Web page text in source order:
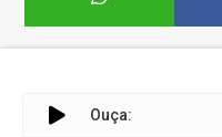
Ouça: